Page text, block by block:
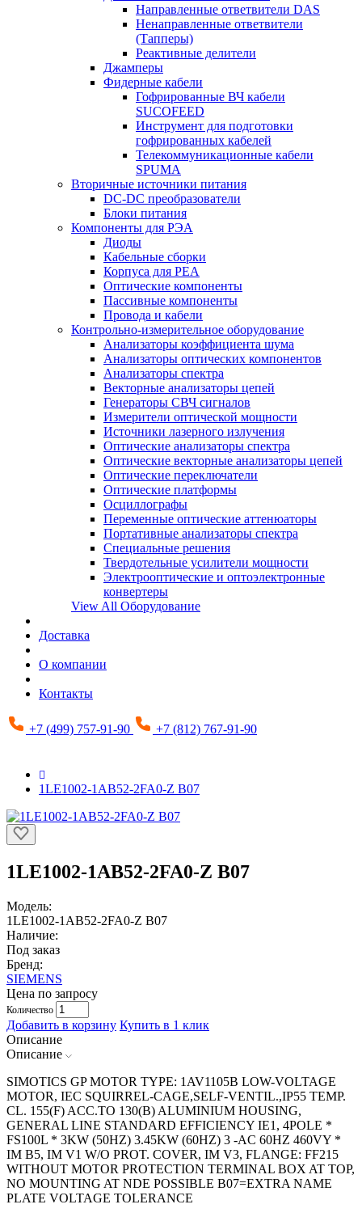
Направленные ответвители DAS
Ненаправленные ответвители
(Тапперы)
Реактивные делители
Джамперы
Фидерные кабели
Гофрированные ВЧ кабели
SUCOFEED
Инструмент для подготовки
гофрированных кабелей
Телекоммуникационные кабели
SPUMA
Вторичные источники питания
DC-DC преобразователи
Блоки питания
Компоненты для РЭА
Диоды
Кабельные сборки
Корпуса для РЕА
Оптические компоненты
Пассивные компоненты
Провода и кабели
Контрольно-измерительное оборудование
Анализаторы коэффициента шума
Анализаторы оптических компонентов
Анализаторы спектра
Векторные анализаторы цепей
Генераторы СВЧ сигналов
Измерители оптической мощности
Источники лазерного излучения
Оптические анализаторы спектра
Оптические векторные анализаторы цепей
Оптические переключатели
Оптические платформы
Осциллографы
Переменные оптические аттенюаторы
Портативные анализаторы спектра
Специальные решения
Твердотельные усилители мощности
Электрооптические и оптоэлектронные
конвертеры
View All Оборудование
Доставка
О компании
Контакты
+7 (499) 757-91-90 +7 (812) 767-91-90
1LE1002-1AB52-2FA0-Z B07
1LE1002-1AB52-2FA0-Z B07
Модель:
1LE1002-1AB52-2FA0-Z B07
Наличие:
Под заказ
Бренд:
SIEMENS
Цена по запросу
Количество
Добавить в корзину Купить в 1 клик
Описание
Описание
SIMOTICS GP MOTOR TYPE: 1AV1105B LOW-VOLTAGE
MOTOR, IEC SQUIRREL-CAGE,SELF-VENTIL.,IP55 TEMP.
CL. 155(F) ACC.TO 130(B) ALUMINIUM HOUSING,
GENERAL LINE STANDARD EFFICIENCY IE1, 4POLE *
FS100L * 3KW (50HZ) 3.45KW (60HZ) 3 -AC 60HZ 460VY *
IM B5, IM V1 W/O PROT. COVER, IM V3, FLANGE: FF215
WITHOUT MOTOR PROTECTION TERMINAL BOX AT TOP,
NO MOUNTING AT NDE POSSIBLE B07=EXTRA NAME
PLATE VOLTAGE TOLERANCE